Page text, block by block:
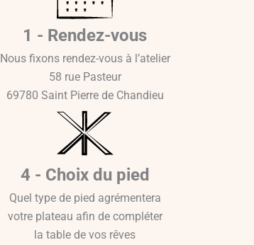
1 - Rendez-vous
Nous fixons rendez-vous à l’atelier
58 rue Pasteur
69780 Saint Pierre de Chandieu
4 - Choix du pied
Quel type de pied agrémentera
votre plateau afin de compléter
la table de vos rêves